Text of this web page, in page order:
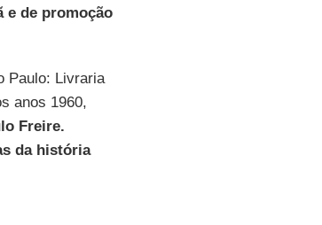
e de promoção
Paulo: Livraria
anos 1960,
Freire.
da história